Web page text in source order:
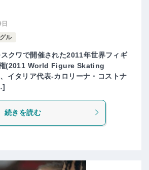
ル
クワで開催された2011年世界フィギ
権(2011 World Figure Skating
タリア代表-カロリーナ・コストナ
続きを読む